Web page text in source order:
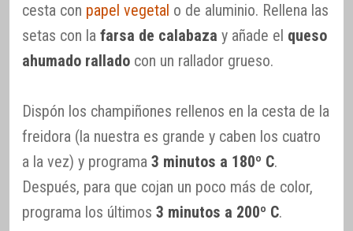
cesta con papel vegetal o de aluminio. Rellena las
setas con la farsa de calabaza y añade el queso
ahumado rallado con un rallador grueso.
Dispón los champiñones rellenos en la cesta de la
freidora (la nuestra es grande y caben los cuatro
a la vez) y programa 3 minutos a 180º C.
Después, para que cojan un poco más de color,
programa los últimos 3 minutos a 200º C.